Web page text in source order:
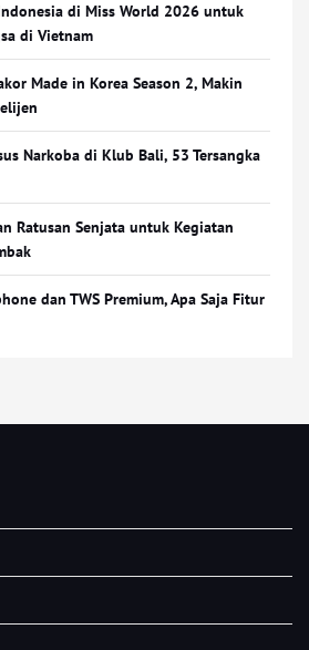
di Miss World 2026 untuk
di Vietnam
Made in Korea Season 2, Makin
Narkoba di Klub Bali, 53 Tersangka
Ratusan Senjata untuk Kegiatan
dan TWS Premium, Apa Saja Fitur